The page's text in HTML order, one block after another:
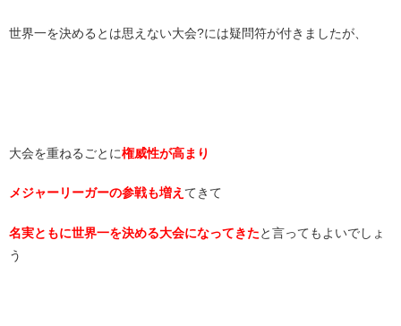
世界一を決めるとは思えない大会?には疑問符が付きましたが、
大会を重ねるごとに権威性が高まり
メジャーリーガーの参戦も増え てきて
名実ともに世界一を決める大会になってきたと言ってもよいでしょ
う